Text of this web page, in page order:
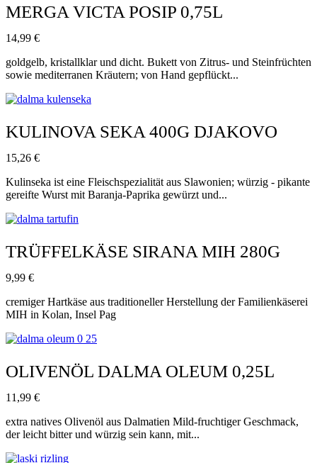
MERGA VICTA POSIP 0,75L
14,99 €
goldgelb, kristallklar und dicht. Bukett von Zitrus- und Steinfrüchten
sowie mediterranen Kräutern; von Hand gepflückt...
KULINOVA SEKA 400G DJAKOVO
15,26 €
Kulinseka ist eine Fleischspezialität aus Slawonien; würzig - pikante
gereifte Wurst mit Baranja-Paprika gewürzt und...
TRÜFFELKÄSE SIRANA MIH 280G
9,99 €
cremiger Hartkäse aus traditioneller Herstellung der Familienkäserei
MIH in Kolan, Insel Pag
OLIVENÖL DALMA OLEUM 0,25L
11,99 €
extra natives Olivenöl aus Dalmatien Mild-fruchtiger Geschmack,
der leicht bitter und würzig sein kann, mit...